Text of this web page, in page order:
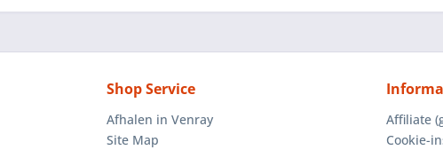
Shop Service
Afhalen in Venray
Site Map
Affiliate
Cookie-